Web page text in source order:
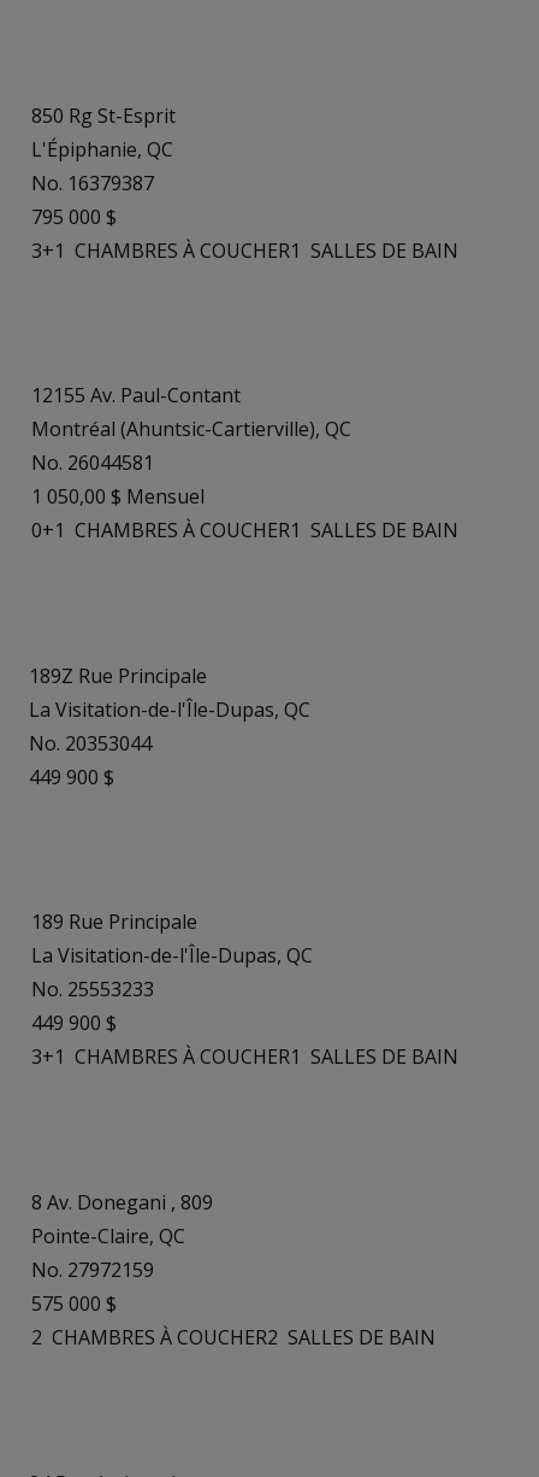
850 Rg St-Esprit
L'Épiphanie, QC
No. 16379387
795 000 $
3+1 CHAMBRES À COUCHER1 SALLES DE BAIN
12155 Av. Paul-Contant
Montréal (Ahuntsic-Cartierville), QC
No. 26044581
1 050,00 $ Mensuel
0+1 CHAMBRES À COUCHER1 SALLES DE BAIN
189Z Rue Principale
La Visitation-de-l'Île-Dupas, QC
No. 20353044
449 900 $
189 Rue Principale
La Visitation-de-l'Île-Dupas, QC
No. 25553233
449 900 $
3+1 CHAMBRES À COUCHER1 SALLES DE BAIN
8 Av. Donegani , 809
Pointe-Claire, QC
No. 27972159
575 000 $
2 CHAMBRES À COUCHER2 SALLES DE BAIN